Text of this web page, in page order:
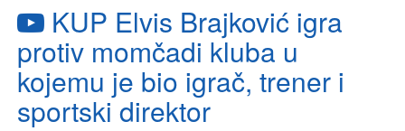
KUP Elvis Brajković igra
protiv momčadi kluba u
kojemu je bio igrač, trener i
sportski direktor